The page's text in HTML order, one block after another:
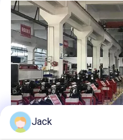
Personalize a arma plástica da soldadura
Máquina de soldadura poli 220V de
Jack